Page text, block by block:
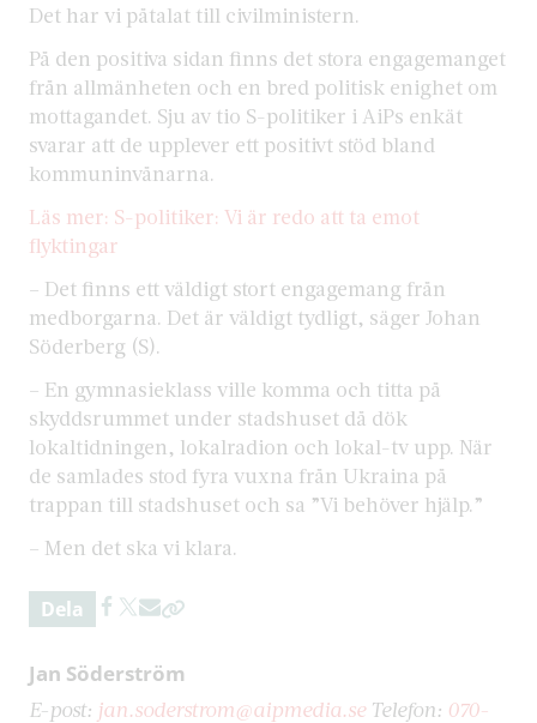
Det har vi påtalat till civilministern.
På den positiva sidan finns det stora engagemanget
från allmänheten och en bred politisk enighet om
mottagandet. Sju av tio S-politiker i AiPs enkät
svarar att de upplever ett positivt stöd bland
kommuninvånarna.
Läs mer: S-politiker: Vi är redo att ta emot
flyktingar
– Det finns ett väldigt stort engagemang från
medborgarna. Det är väldigt tydligt, säger Johan
Söderberg (S).
– En gymnasieklass ville komma och titta på
skyddsrummet under stadshuset då dök
lokaltidningen, lokalradion och lokal-tv upp. När
de samlades stod fyra vuxna från Ukraina på
trappan till stadshuset och sa ”Vi behöver hjälp.”
– Men det ska vi klara.
Dela
Jan Söderström
E-post: jan.soderstrom@aipmedia.seTelefon: 070-